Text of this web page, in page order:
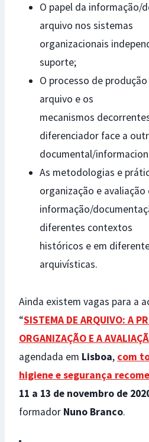
O papel da informação/
arquivo nos sistemas
organizacionais
suporte;
O processo de
arquivo e os
mecanismos
diferenciador face a
documental/
As metodologias e
organização e avaliação
informação/
diferentes contextos
históricos e em
arquivísticas.
Ainda existem vagas para a
“SISTEMA DE ARQUIVO: A
ORGANIZAÇÃO E A
agendada em Lisboa, com
higiene e segurança
11 a 13 de novembro de
formador Nuno Branco.